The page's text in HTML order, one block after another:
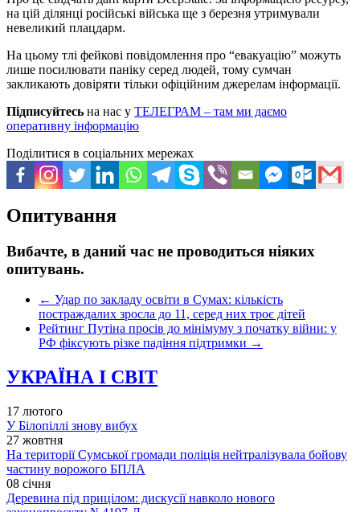
на цій ділянці російські війська ще з березня утримували
невеликий плацдарм.
На цьому тлі фейкові повідомлення про “евакуацію” можуть
лише посилювати паніку серед людей, тому сумчан
закликають довіряти тільки офіційним джерелам інформації.
Підписуйтесь на нас у ТЕЛЕГРАМ – там ми даємо
оперативну інформацію
Поділитися в соціальних мережах
Опитування
Вибачте, в даний час не проводиться ніяких
опитувань.
← Удар по закладу освіти в Сумах: кількість
постраждалих зросла до 11, серед них троє дітей
Рейтинг Путіна просів до мінімуму з початку війни: у
РФ фіксують різке падіння підтримки →
УКРАЇНА І СВІТ
17 лютого
У Білопіллі знову вибух
27 жовтня
На території Сумської громади поліція нейтралізувала бойову
частину ворожого БПЛА
08 січня
Деревина під прицілом: дискусії навколо нового